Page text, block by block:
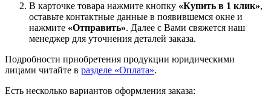
В карточке товара нажмите кнопку «Купить в 1 клик»,
оставьте контактные данные в появившемся окне и
нажмите «Отправить». Далее с Вами свяжется наш
менеджер для уточнения деталей заказа.
Подробности приобретения продукции юридическими
лицами читайте в разделе «Оплата».
Есть несколько вариантов оформления заказа: